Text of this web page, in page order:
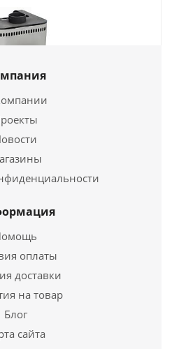
Эконом" 12 (ДТ-3, стекло)
руб.
в 1 клик
оплаты
доставки
на товар
Блог
сайта